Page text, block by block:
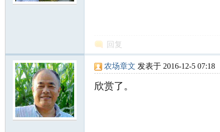
回复
农场章文 发表于 2016-12-5 07:18
欣赏了。